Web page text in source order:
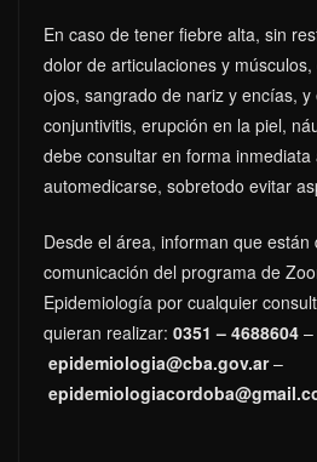
En caso de tener fiebre alta, sin
dolor de articulaciones y
ojos, sangrado de nariz y encías,
conjuntivitis, erupción en la piel,
debe consultar en forma inmediata
automedicarse, sobretodo evitar
Desde el área, informan que
comunicación del programa de
Epidemiología por cualquier
quieran realizar: 0351 – 4688604 –
epidemiologia@cba.gov.ar–